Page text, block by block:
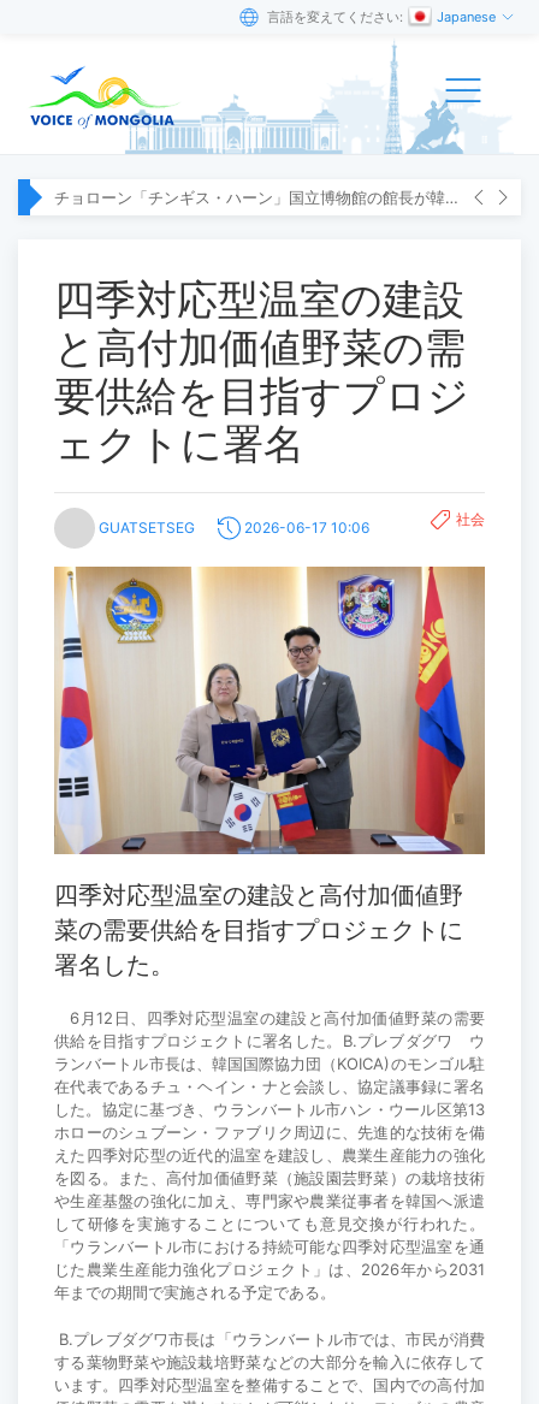
言語を変えてください: Japanese
チョローン「チンギス・ハーン」国立博物館の館長が韓国へ出張
四季対応型温室の建設
と高付加価値野菜の需
要供給を目指すプロジ
ェクトに署名
GUATSETSEG 2026-06-17 10:06 社会
四季対応型温室の建設と高付加価値野
菜の需要供給を目指すプロジェクトに
署名した。
6月12日、四季対応型温室の建設と高付加価値野菜の需要
供給を目指すプロジェクトに署名した。B.プレブダグワ ウ
ランバートル市長は、韓国国際協力団（KOICA)のモンゴル駐
在代表であるチュ・ヘイン・ナと会談し、協定議事録に署名
した。協定に基づき、ウランバートル市ハン・ウール区第13
ホローのシュブーン・ファブリク周辺に、先進的な技術を備
えた四季対応型の近代的温室を建設し、農業生産能力の強化
を図る。また、高付加価値野菜（施設園芸野菜）の栽培技術
や生産基盤の強化に加え、専門家や農業従事者を韓国へ派遣
して研修を実施することについても意見交換が行われた。
「ウランバートル市における持続可能な四季対応型温室を通
じた農業生産能力強化プロジェクト」は、2026年から2031
年までの期間で実施される予定である。
B.プレブダグワ市長は「ウランバートル市では、市民が消費
する葉物野菜や施設栽培野菜などの大部分を輸入に依存して
います。四季対応型温室を整備することで、国内での高付加